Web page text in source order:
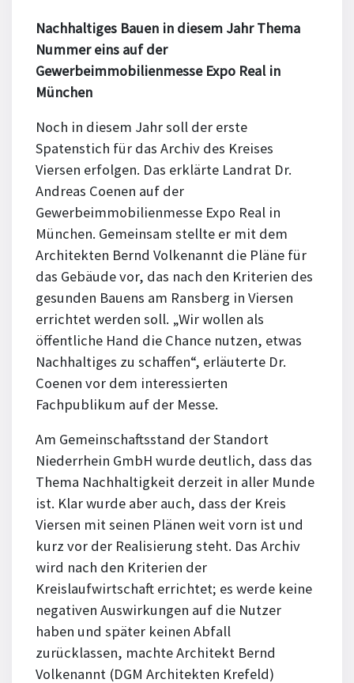
Nachhaltiges Bauen in diesem Jahr Thema
Nummer eins auf der
Gewerbeimmobilienmesse Expo Real in
München
Noch in diesem Jahr soll der erste
Spatenstich für das Archiv des Kreises
Viersen erfolgen. Das erklärte Landrat Dr.
Andreas Coenen auf der
Gewerbeimmobilienmesse Expo Real in
München. Gemeinsam stellte er mit dem
Architekten Bernd Volkenannt die Pläne für
das Gebäude vor, das nach den Kriterien des
gesunden Bauens am Ransberg in Viersen
errichtet werden soll. „Wir wollen als
öffentliche Hand die Chance nutzen, etwas
Nachhaltiges zu schaffen“, erläuterte Dr.
Coenen vor dem interessierten
Fachpublikum auf der Messe.
Am Gemeinschaftsstand der Standort
Niederrhein GmbH wurde deutlich, dass das
Thema Nachhaltigkeit derzeit in aller Munde
ist. Klar wurde aber auch, dass der Kreis
Viersen mit seinen Plänen weit vorn ist und
kurz vor der Realisierung steht. Das Archiv
wird nach den Kriterien der
Kreislaufwirtschaft errichtet; es werde keine
negativen Auswirkungen auf die Nutzer
haben und später keinen Abfall
zurücklassen, machte Architekt Bernd
Volkenannt (DGM Architekten Krefeld)